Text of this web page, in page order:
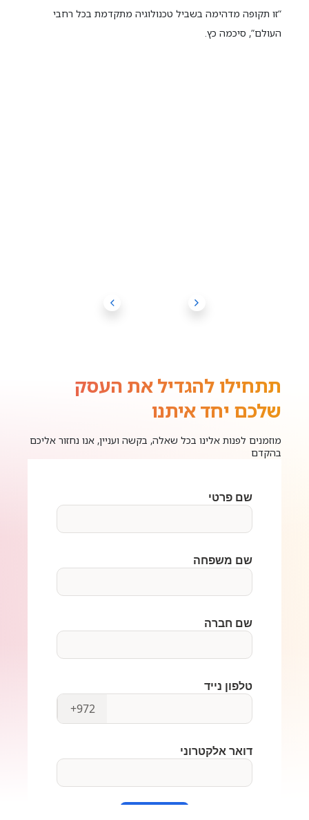
“זו תקופה מדהימה בשביל טכנולוגיה מתקדמת בכל רחבי
העולם”, סיכמה כץ.
תתחילו להגדיל את העסק
שלכם יחד איתנו
מוזמנים לפנות אלינו בכל שאלה, בקשה ועניין, אנו נחזור אליכם
בהקדם